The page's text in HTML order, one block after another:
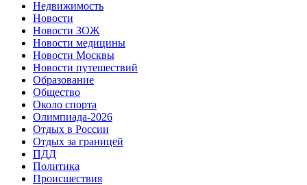
Недвижимость
Новости
Новости ЗОЖ
Новости медицины
Новости Москвы
Новости путешествий
Образование
Общество
Около спорта
Олимпиада-2026
Отдых в России
Отдых за границей
ПДД
Политика
Происшествия